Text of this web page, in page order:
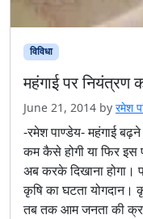
विविधा
महंगाई पर नियंत्रण
June 21, 2014 by रमेश
-रमेश पाण्डेय- महंगाई
कम कैसे होगी या फिर
अब करके दिखाना होगा।
कृषि का घटता योगदान।
तब तक आम जनता की